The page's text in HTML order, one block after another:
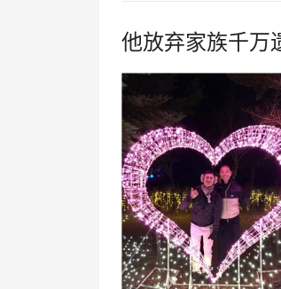
他放弃家族千万